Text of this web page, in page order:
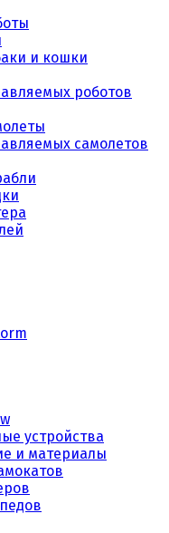
и кошки
роботов
самолетов
устройства
и материалы